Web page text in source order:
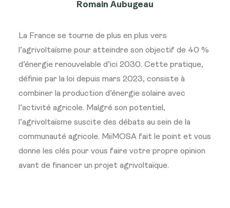
Romain Aubugeau
La France se tourne de plus en plus vers
l’agrivoltaïsme pour atteindre son objectif de 40 %
d’énergie renouvelable d’ici 2030. Cette pratique,
définie par la loi depuis mars 2023, consiste à
combiner la production d’énergie solaire avec
l’activité agricole. Malgré son potentiel,
l’agrivoltaïsme suscite des débats au sein de la
communauté agricole. MiiMOSA fait le point et vous
donne les clés pour vous faire votre propre opinion
avant de financer un projet agrivoltaïque.